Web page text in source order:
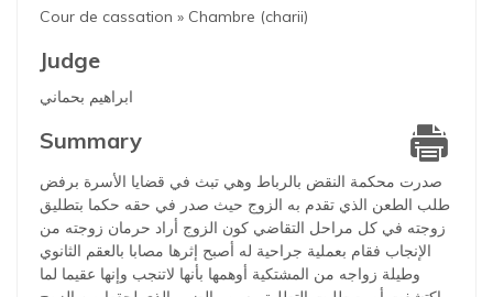
Cour de cassation » Chambre (charii)
Judge
ابراهيم بحماني
Summary
صدرت محكمة النقض بالرباط وهي تبث في قضايا الأسرة برفض
طلب الطعن الذي تقدم به الزوج حيث صدر في حقه حكما بتطليق
زوجته في كل مراحل التقاضي كون الزوج أراد حرمان زوجته من
الإنجاب فقام بعملية جراحية له أصبح إثرها مصابا بالعقم الثانوي
وطيلة زواجه من المشتكية أوهمها بأنها لاتنجب وإنها عقيما لما